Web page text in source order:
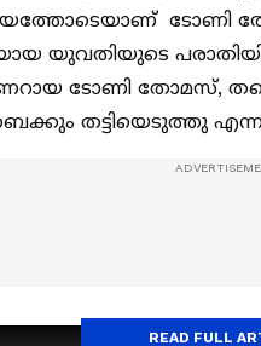
ടോണി
യുവതിയുടെ
ടോണി തോമസ്,
തട്ടിയെടുത്തു
READ FULL